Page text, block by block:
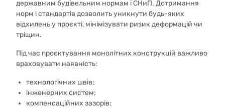
державним будівельним нормам і СНиП. Дотримання
норм і стандартів дозволить уникнути будь-яких
відхилень у проєкті, мінімізувати ризик деформацій чи
тріщин.
Під час проєктування монолітних конструкцій важливо
враховувати наявність:
технологічних швів;
інженерних систем;
компенсаційних зазорів;